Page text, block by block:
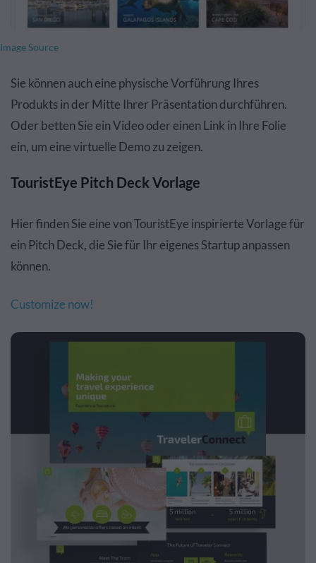
Image Source
Sie können auch eine physische Vorführung Ihres
Produkts in der Mitte Ihrer Präsentation durchführen.
Oder betten Sie ein Video oder einen Link in Ihre Folie
ein, um eine virtuelle Demo zu zeigen.
TouristEye Pitch Deck Vorlage
Hier finden Sie eine von TouristEye inspirierte Vorlage für
ein Pitch Deck, die Sie für Ihr eigenes Startup anpassen
können.
Customize now!